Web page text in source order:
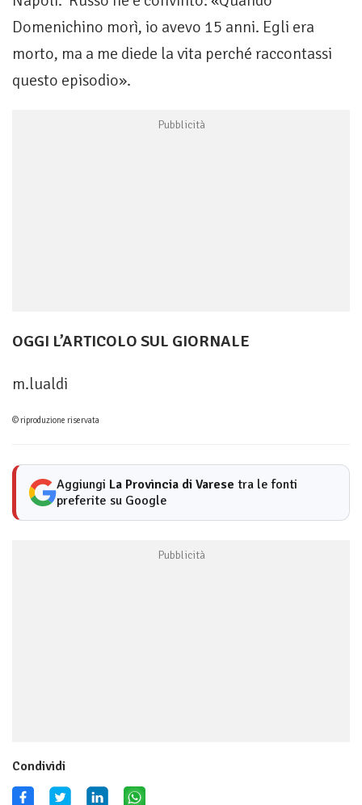
Domenichino morì, io avevo 15 anni. Egli era
morto, ma a me diede la vita perché raccontassi
questo episodio».
OGGI L’ARTICOLO SUL GIORNALE
m.lualdi
© riproduzione riservata
Aggiungi La Provincia di Varese tra le fonti
preferite su Google
Condividi